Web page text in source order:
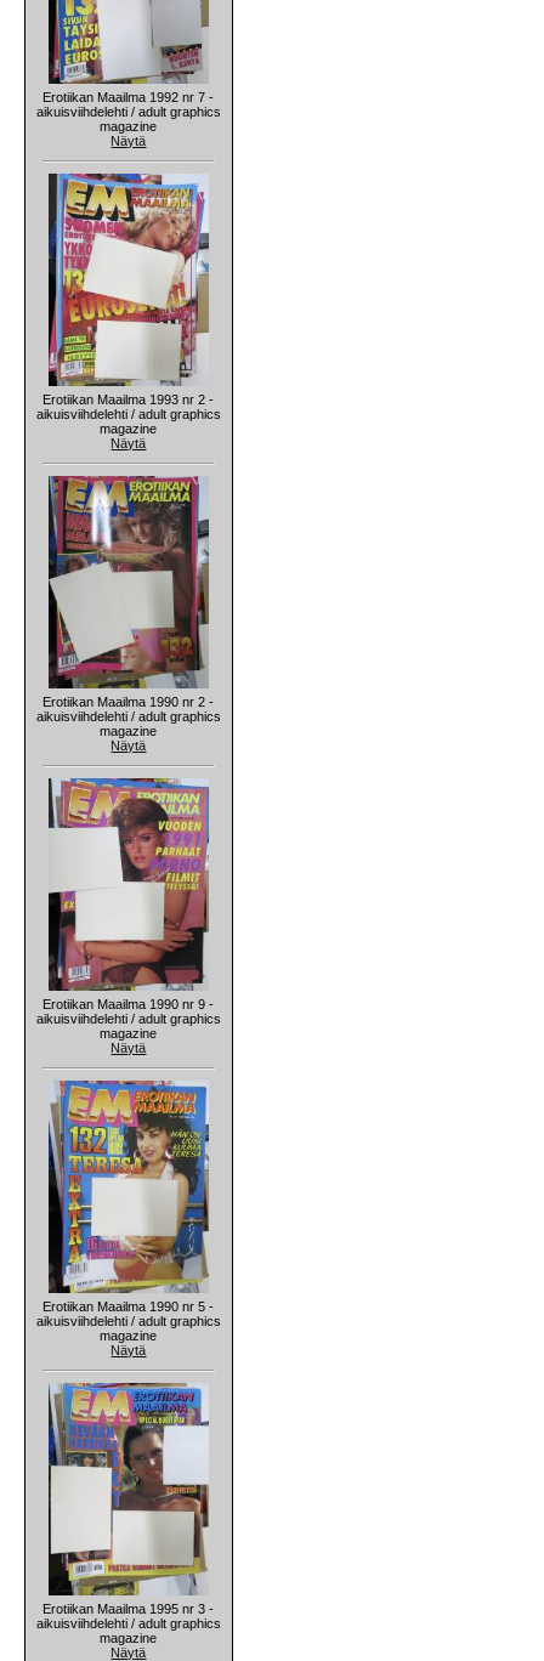
Erotiikan Maailma 1992 nr 7 -
aikuisviihdelehti / adult graphics
magazine
Näytä
Erotiikan Maailma 1993 nr 2 -
aikuisviihdelehti / adult graphics
magazine
Näytä
Erotiikan Maailma 1990 nr 2 -
aikuisviihdelehti / adult graphics
magazine
Näytä
Erotiikan Maailma 1990 nr 9 -
aikuisviihdelehti / adult graphics
magazine
Näytä
Erotiikan Maailma 1990 nr 5 -
aikuisviihdelehti / adult graphics
magazine
Näytä
Erotiikan Maailma 1995 nr 3 -
aikuisviihdelehti / adult graphics
magazine
Näytä